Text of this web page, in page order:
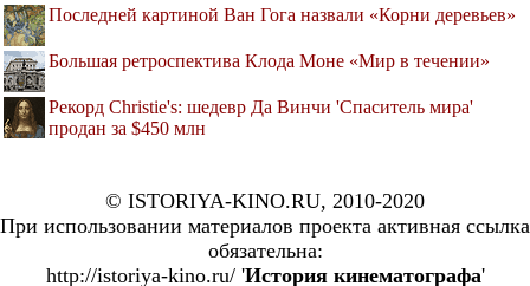
Последней картиной Ван Гога назвали «Корни деревьев»
Большая ретроспектива Клода Моне «Мир в течении»
Рекорд Christie's: шедевр Да Винчи 'Спаситель мира'
продан за $450 млн
© ISTORIYA-KINO.RU, 2010-2020
При использовании материалов проекта активная ссылка
обязательна:
http://istoriya-kino.ru/ 'История кинематографа'